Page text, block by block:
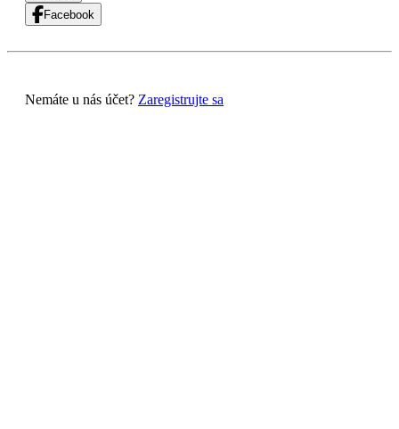
Facebook
Nemáte u nás účet? Zaregistrujte sa